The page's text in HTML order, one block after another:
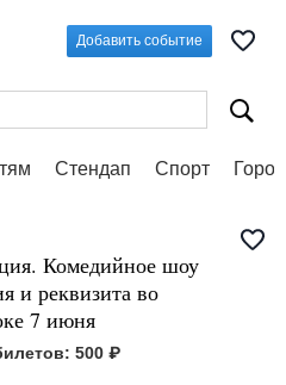
Добавить событие
Стендап Спорт
Комедийное шоу
и реквизита во
7 июня
500 ₽